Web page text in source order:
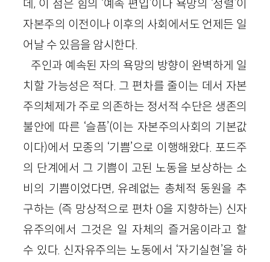
데, 이 점은 힘의 ‘예속 편입’이나 욕망의 ‘정렬’이
자본주의 이전이나 이후의 사회에서도 언제든 일
어날 수 있음을 암시한다.
주인과 예속된 자의 욕망의 방향이 완벽하게 일
치할 가능성은 적다. 그 편차를 줄이는 데서 자본
주의체제가 주로 의존하는 정서적 수단은 생존의
불안에 따른 ‘슬픔’(이는 자본주의사회의 기본값
이다)에서 모종의 ‘기쁨’으로 이행해왔다. 포드주
의 단계에서 그 기쁨이 고된 노동을 보상하는 소
비의 기쁨이었다면, 유례없는 총체적 동원을 추
구하는 (즉 망상적으로 편차 0을 지향하는) 신자
유주의에서 그것은 일 자체의 즐거움이라고 할
수 있다. 신자유주의는 노동에서 ‘자기실현’을 하